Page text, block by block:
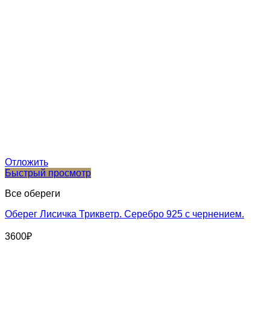
Отложить
Быстрый просмотр
Все обереги
Оберег Лисичка Трикветр. Серебро 925 с чернением.
3600₽